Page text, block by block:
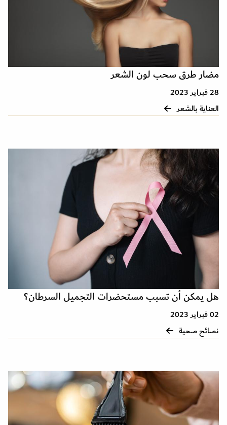
مضار طرق سحب لون الشعر
28 فبراير 2023
العناية بالشعر
هل يمكن أن تسبب مستحضرات التجميل السرطان؟
02 فبراير 2023
نصائح صحية